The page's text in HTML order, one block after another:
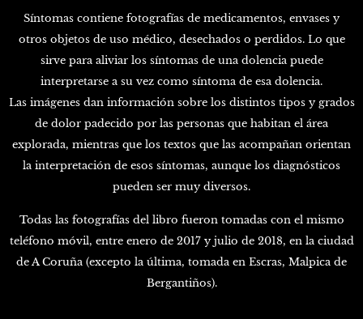
Síntomas contiene fotografías de medicamentos, envases y
otros objetos de uso médico, desechados o perdidos. Lo que
sirve para aliviar los síntomas de una dolencia puede
interpretarse a su vez como síntoma de esa dolencia.
Las imágenes dan información sobre los distintos tipos y grados
de dolor padecido por las personas que habitan el área
explorada, mientras que los textos que las acompañan orientan
la interpretación de esos síntomas, aunque los diagnósticos
pueden ser muy diversos.
Todas las fotografías del libro fueron tomadas con el mismo
teléfono móvil, entre enero de 2017 y julio de 2018, en la ciudad
de A Coruña (excepto la última, tomada en Escras, Malpica de
Bergantiños).